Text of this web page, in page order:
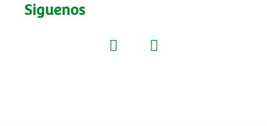
Siguenos